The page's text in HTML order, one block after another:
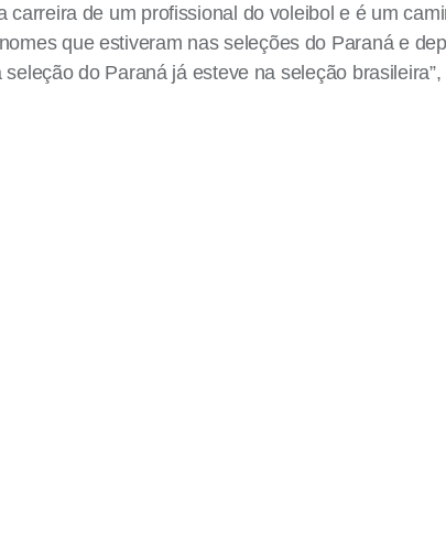
de um profissional do voleibol e é um
que estiveram nas seleções do Paraná e
do Paraná já esteve na seleção brasileira”,